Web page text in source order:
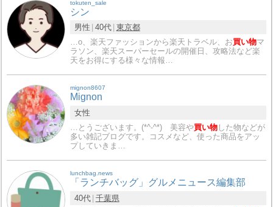
tokuten_sale
シン
男性 40代 東京都
…o、楽天ファッションから楽天トラベル、お買い物マ
ラソン、楽天スーパーセールの開催日、攻略法など楽
天をお得にする様々な情報…
mignon8607
Mignon
女性
…とうございます。(*^-^*) 美容や買い物 した物などが
多い雑記ブログです。コスメなど、使った商品をアッ
プしていきま…
lunchbag.news
「ランチバッグ」グルメニュース編集部
40代 千葉県